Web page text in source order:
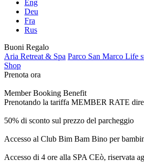
Eng
Deu
Fra
Rus
Buoni Regalo
Aria Retreat & Spa Parco San Marco Life
Shop
Prenota ora
Member Booking Benefit
Prenotando la tariffa MEMBER RATE
50% di sconto sul prezzo del parcheggio
Accesso al Club Bim Bam Bino per
Accesso di 4 ore alla SPA CEò, riservata